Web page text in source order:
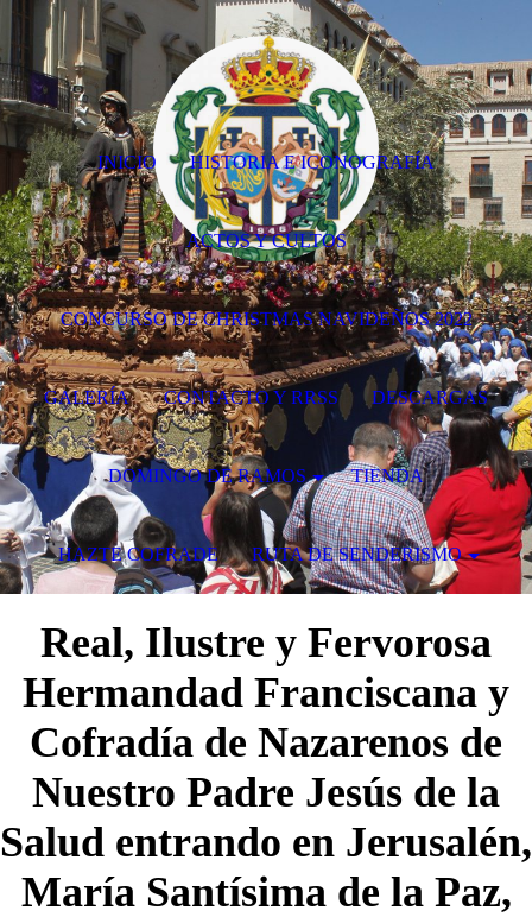
Real, Ilustre y Fervorosa
Hermandad Franciscana y
Cofradía de Nazarenos de
Nuestro Padre Jesús de la
Salud entrando en Jerusalén,
María Santísima de la Paz,
INICIO HISTORIA E ICONOGRAFÍA
ACTOS Y CULTOS
CONCURSO DE CHRISTMAS NAVIDEÑOS 2022
GALERÍA CONTACTO Y RRSS DESCARGAS
DOMINGO DE RAMOS TIENDA
HAZTE COFRADE RUTA DE SENDERISMO